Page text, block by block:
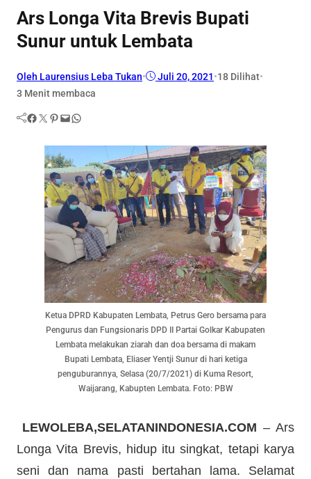
Ars Longa Vita Brevis Bupati
Sunur untuk Lembata
Oleh Laurensius Leba Tukan• Juli 20, 2021•18 Dilihat•
3 Menit membaca
Facebook Twitter Pinterest Mail WhatsApp
Ketua DPRD Kabupaten Lembata, Petrus Gero bersama para
Pengurus dan Fungsionaris DPD II Partai Golkar Kabupaten
Lembata melakukan ziarah dan doa bersama di makam
Bupati Lembata, Eliaser Yentji Sunur di hari ketiga
penguburannya, Selasa (20/7/2021) di Kuma Resort,
Waijarang, Kabupten Lembata. Foto: PBW
LEWOLEBA,SELATANINDONESIA.COM – Ars
Longa Vita Brevis, hidup itu singkat, tetapi karya
seni dan nama pasti bertahan lama. Selamat